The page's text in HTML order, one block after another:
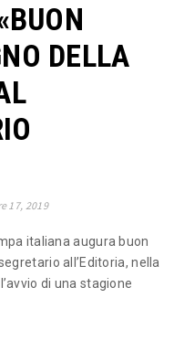
DELLA
17, 2019
italiana augura buon
all’Editoria, nella
di una stagione